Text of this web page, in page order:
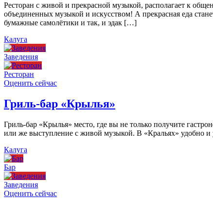
Ресторан с живой и прекрасной музыкой, располагает к
объединенных музыкой и искусством! А прекрасная еда
бумажные самолётики и так, и эдак […]
Калуга
Заведения
Ресторан
Оценить сейчас
Гриль-бар «Крылья»
Гриль-бар «Крылья» место, где вы не только получите
или же выступление с живой музыкой. В «Кральях» удобно и
Калуга
Бар
Заведения
Оценить сейчас